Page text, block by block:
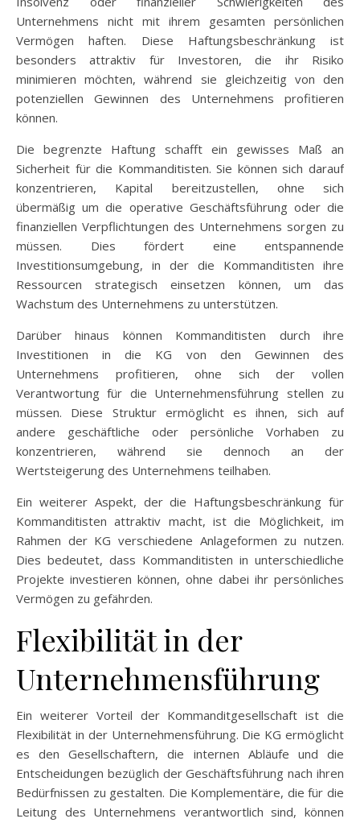
Unternehmens nicht mit ihrem gesamten persönlichen
Vermögen haften. Diese Haftungsbeschränkung ist
besonders attraktiv für Investoren, die ihr Risiko
minimieren möchten, während sie gleichzeitig von den
potenziellen Gewinnen des Unternehmens profitieren
können.
Die begrenzte Haftung schafft ein gewisses Maß an
Sicherheit für die Kommanditisten. Sie können sich darauf
konzentrieren, Kapital bereitzustellen, ohne sich
übermäßig um die operative Geschäftsführung oder die
finanziellen Verpflichtungen des Unternehmens sorgen zu
müssen. Dies fördert eine entspannende
Investitionsumgebung, in der die Kommanditisten ihre
Ressourcen strategisch einsetzen können, um das
Wachstum des Unternehmens zu unterstützen.
Darüber hinaus können Kommanditisten durch ihre
Investitionen in die KG von den Gewinnen des
Unternehmens profitieren, ohne sich der vollen
Verantwortung für die Unternehmensführung stellen zu
müssen. Diese Struktur ermöglicht es ihnen, sich auf
andere geschäftliche oder persönliche Vorhaben zu
konzentrieren, während sie dennoch an der
Wertsteigerung des Unternehmens teilhaben.
Ein weiterer Aspekt, der die Haftungsbeschränkung für
Kommanditisten attraktiv macht, ist die Möglichkeit, im
Rahmen der KG verschiedene Anlageformen zu nutzen.
Dies bedeutet, dass Kommanditisten in unterschiedliche
Projekte investieren können, ohne dabei ihr persönliches
Vermögen zu gefährden.
Flexibilität in der
Unternehmensführung
Ein weiterer Vorteil der Kommanditgesellschaft ist die
Flexibilität in der Unternehmensführung. Die KG ermöglicht
es den Gesellschaftern, die internen Abläufe und die
Entscheidungen bezüglich der Geschäftsführung nach ihren
Bedürfnissen zu gestalten. Die Komplementäre, die für die
Leitung des Unternehmens verantwortlich sind, können